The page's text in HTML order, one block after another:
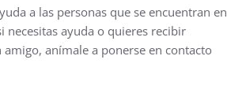
a las personas que se encuentran en
necesitas ayuda o quieres recibir
anímale a ponerse en contacto